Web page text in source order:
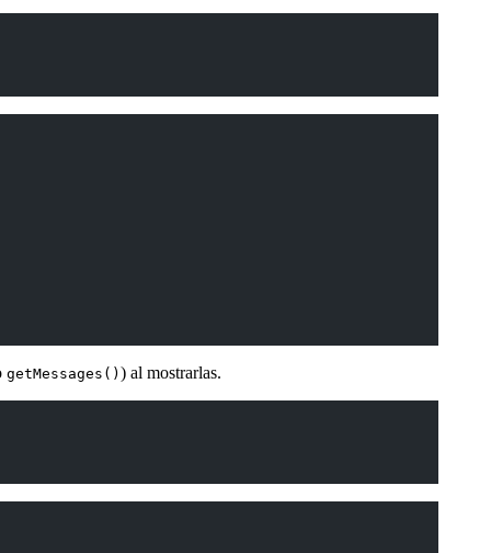
getMessages() ) al mostrarlas.